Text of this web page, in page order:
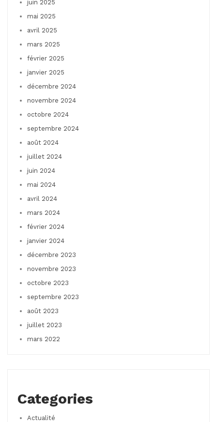
juin 2025
mai 2025
avril 2025
mars 2025
février 2025
janvier 2025
décembre 2024
novembre 2024
octobre 2024
septembre 2024
août 2024
juillet 2024
juin 2024
mai 2024
avril 2024
mars 2024
février 2024
janvier 2024
décembre 2023
novembre 2023
octobre 2023
septembre 2023
août 2023
juillet 2023
mars 2022
Categories
Actualité